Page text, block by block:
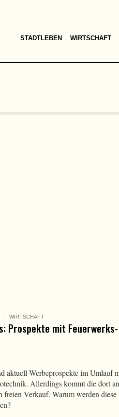
STADTLEBEN WIRTSCHAFT
WIRTSCHAFT
Prospekte mit Feuerwerks-
aktuell Werbeprospekte im Umlauf
Allerdings kommt die dort
freien Verkauf. Warum werden diese